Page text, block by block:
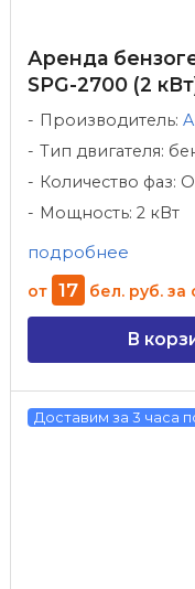
Аренда
SPG-2700 (2
Производитель:
Тип двигателя:
Количество фаз:
Мощность: 2 кВт
подробнее
от 17 бел. руб. за
В
Доставим за 3 часа